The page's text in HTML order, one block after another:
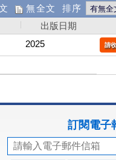
無全文 排序
出版日期
2025 請
訂閱電子